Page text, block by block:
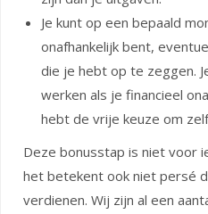
Je kunt op een bepaald
onafhankelijk bent,
die je hebt op te zeggen.
werken als je financieel
hebt de vrije keuze om
Deze bonusstap is niet voor
het betekent ook niet persé
verdienen. Wij zijn al een